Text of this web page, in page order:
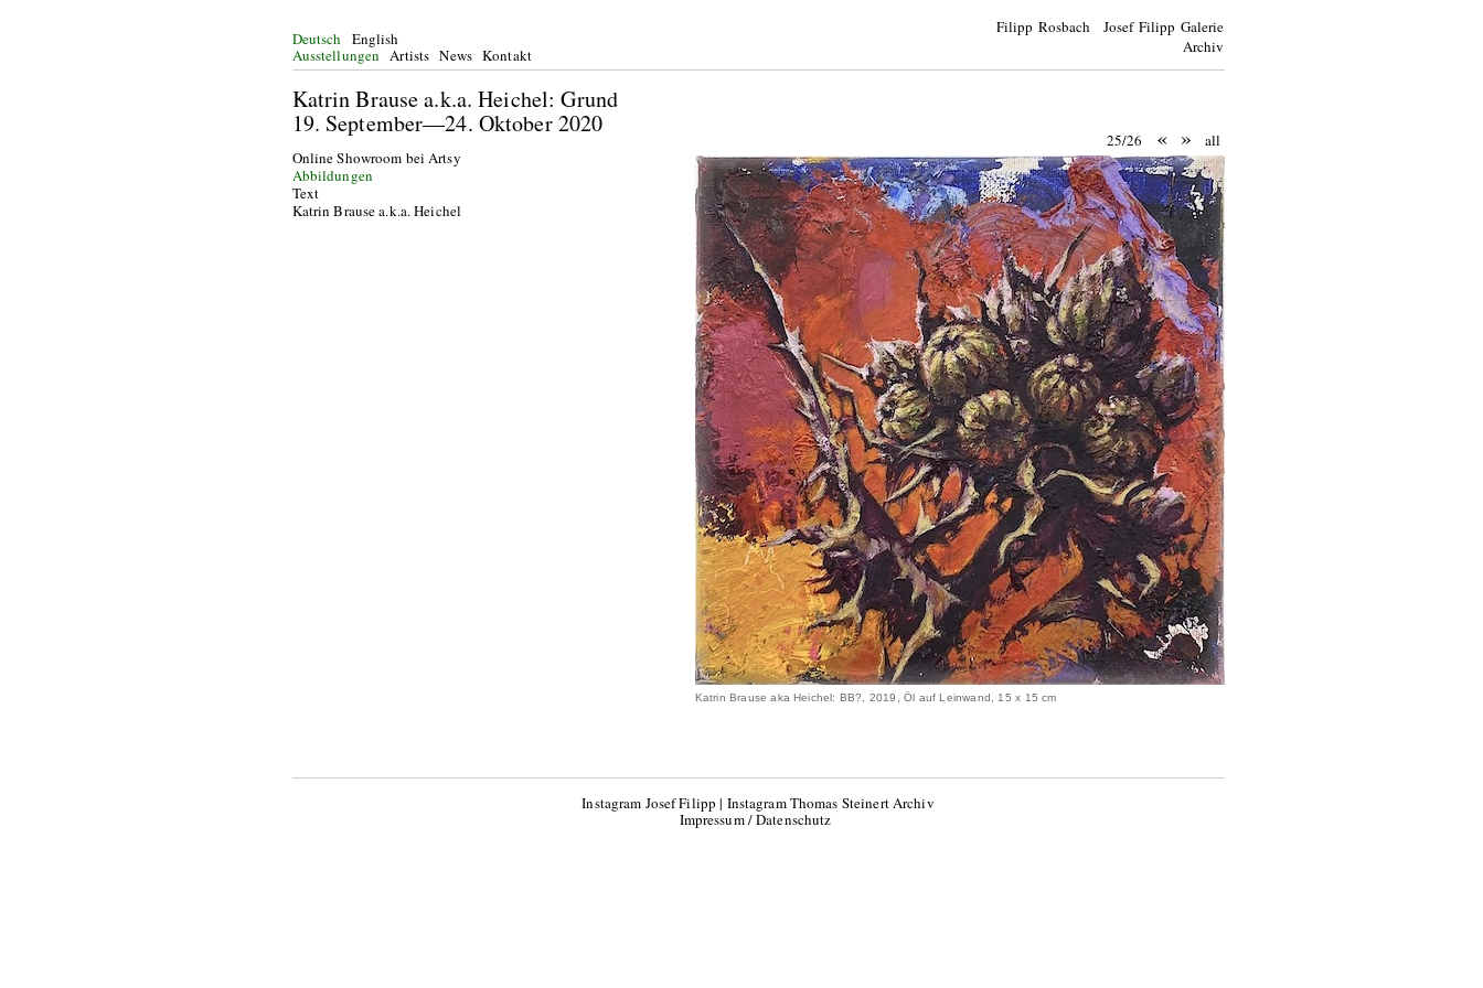
Filipp Rosbach Josef Filipp Galerie
Archiv
Deutsch
English
Ausstellungen Artists News Kontakt
Katrin Brause a.k.a. Heichel: Grund
19. September—24. Oktober 2020
25/26 « » all
Katrin Brause aka Heichel: BB?, 2019, Öl auf Leinwand, 15 x 15 cm
Online Showroom bei Artsy
Abbildungen
Text
Katrin Brause a.k.a. Heichel
Instagram Josef Filipp | Instagram Thomas Steinert Archiv
Impressum / Datenschutz